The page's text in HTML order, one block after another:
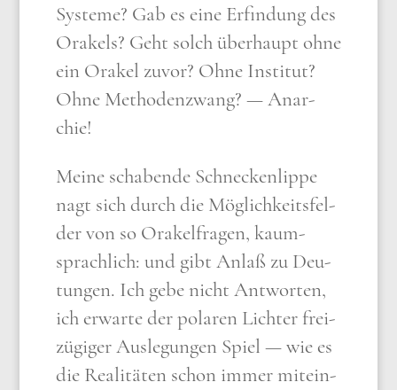
Syste­me? Gab es eine Erfin­dung des
Ora­kels? Geht solch über­haupt ohne
ein Ora­kel zuvor? Ohne Insti­tut?
Ohne Metho­den­zwang? — Anar­
chie!
Mei­ne scha­ben­de Schnecken­lip­pe
nagt sich durch die Mög­lich­keits­fel­
der von so Ora­kel­fra­gen, kaum­
sprach­lich: und gibt Anlaß zu Deu­
tun­gen. Ich gebe nicht Ant­wor­ten,
ich erwar­te der pola­ren Lich­ter frei­
zü­gi­ger Aus­le­gun­gen Spiel — wie es
die Rea­li­tä­ten schon immer mit­ein­